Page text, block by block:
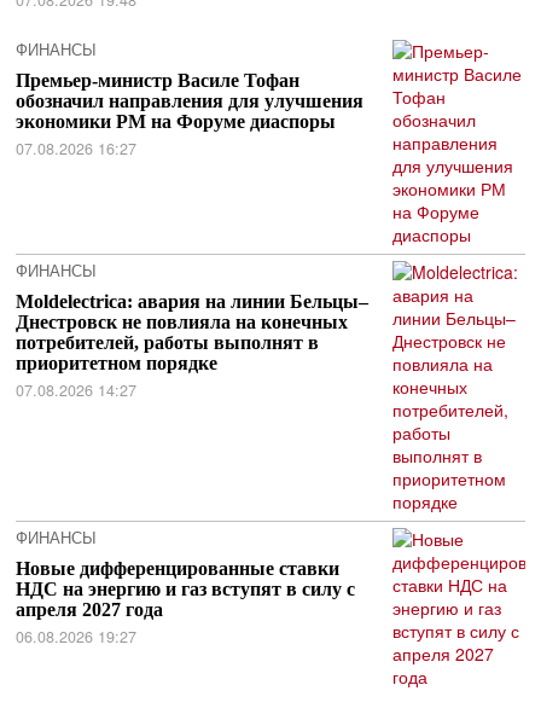
ФИНАНСЫ
Премьер-министр Василе Тофан
обозначил направления для улучшения
экономики РМ на Форуме диаспоры
07.08.2026 16:27
ФИНАНСЫ
Moldelectrica: авария на линии Бельцы–
Днестровск не повлияла на конечных
потребителей, работы выполнят в
приоритетном порядке
07.08.2026 14:27
ФИНАНСЫ
Новые дифференцированные ставки
НДС на энергию и газ вступят в силу с
апреля 2027 года
06.08.2026 19:27